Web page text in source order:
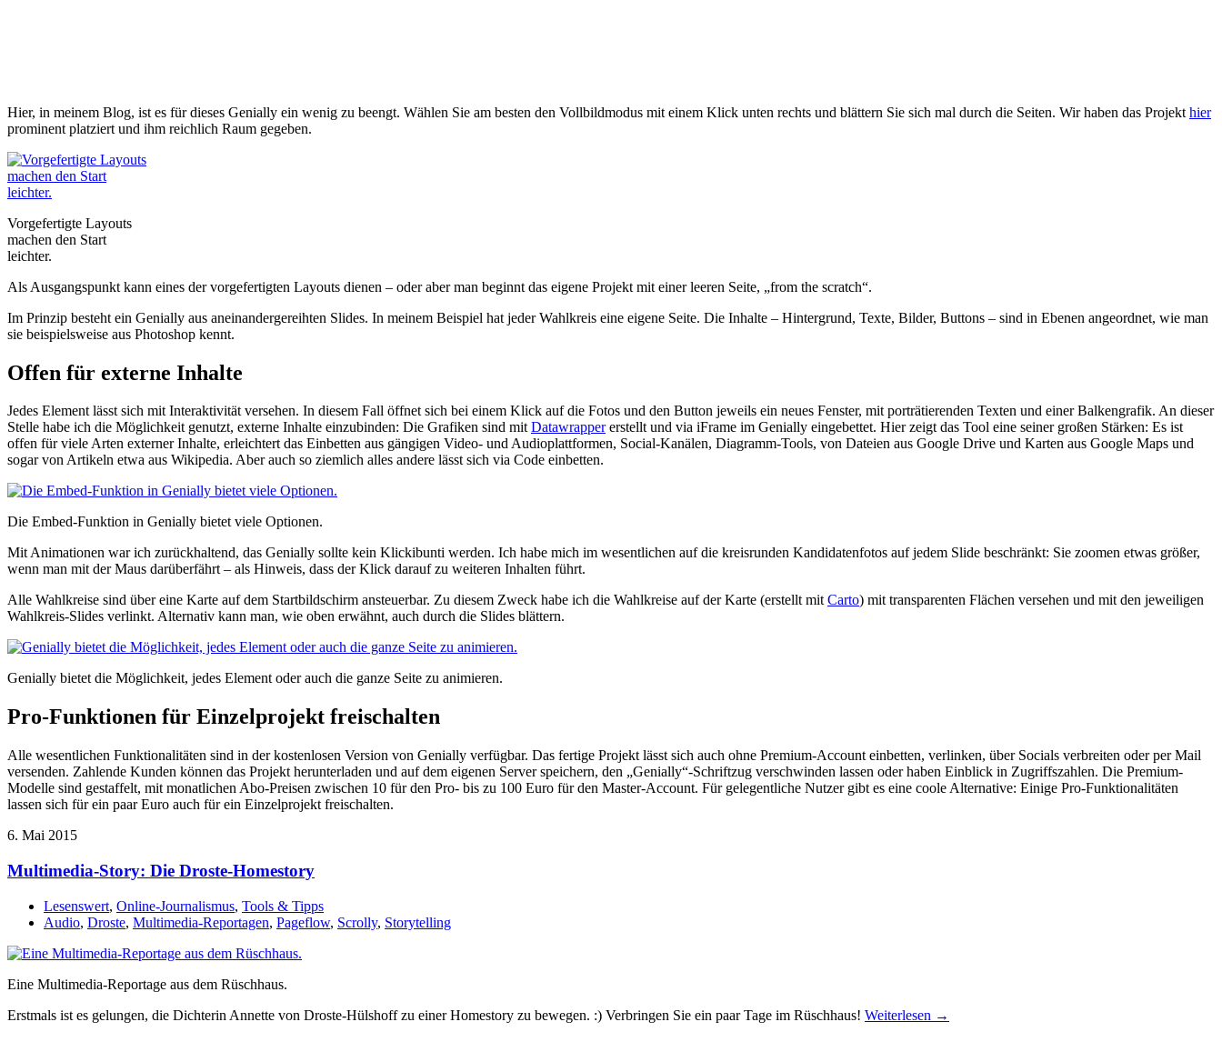
Hier, in meinem Blog, ist es für dieses Genially ein wenig zu beengt. Wählen Sie am besten den Vollbildmodus mit einem Klick unten rechts und blättern Sie sich mal durch die Seiten. Wir haben das Projekt hier
prominent platziert und ihm reichlich Raum gegeben.
Vorgefertigte Layouts
machen den Start
leichter.
Als Ausgangspunkt kann eines der vorgefertigten Layouts dienen – oder aber man beginnt das eigene Projekt mit einer leeren Seite, „from the scratch“.
Im Prinzip besteht ein Genially aus aneinandergereihten Slides. In meinem Beispiel hat jeder Wahlkreis eine eigene Seite. Die Inhalte – Hintergrund, Texte, Bilder, Buttons – sind in Ebenen angeordnet, wie man
sie beispielsweise aus Photoshop kennt.
Offen für externe Inhalte
Jedes Element lässt sich mit Interaktivität versehen. In diesem Fall öffnet sich bei einem Klick auf die Fotos und den Button jeweils ein neues Fenster, mit porträtierenden Texten und einer Balkengrafik. An dieser
Stelle habe ich die Möglichkeit genutzt, externe Inhalte einzubinden: Die Grafiken sind mitDatawrappererstellt und via iFrame im Genially eingebettet. Hier zeigt das Tool eine seiner großen Stärken: Es ist
offen für viele Arten externer Inhalte, erleichtert das Einbetten aus gängigen Video- und Audioplattformen, Social-Kanälen, Diagramm-Tools, von Dateien aus Google Drive und Karten aus Google Maps und
sogar von Artikeln etwa aus Wikipedia. Aber auch so ziemlich alles andere lässt sich via Code einbetten.
Die Embed-Funktion in Genially bietet viele Optionen.
Mit Animationen war ich zurückhaltend, das Genially sollte kein Klickibunti werden. Ich habe mich im wesentlichen auf die kreisrunden Kandidatenfotos auf jedem Slide beschränkt: Sie zoomen etwas größer,
wenn man mit der Maus darüberfährt – als Hinweis, dass der Klick darauf zu weiteren Inhalten führt.
Alle Wahlkreise sind über eine Karte auf dem Startbildschirm ansteuerbar. Zu diesem Zweck habe ich die Wahlkreise auf der Karte (erstellt mitCarto) mit transparenten Flächen versehen und mit den jeweiligen
Wahlkreis-Slides verlinkt. Alternativ kann man, wie oben erwähnt, auch durch die Slides blättern.
Genially bietet die Möglichkeit, jedes Element oder auch die ganze Seite zu animieren.
Pro-Funktionen für Einzelprojekt freischalten
Alle wesentlichen Funktionalitäten sind in der kostenlosen Version von Genially verfügbar. Das fertige Projekt lässt sich auch ohne Premium-Account einbetten, verlinken, über Socials verbreiten oder per Mail
versenden. Zahlende Kunden können das Projekt herunterladen und auf dem eigenen Server speichern, den „Genially“-Schriftzug verschwinden lassen oder haben Einblick in Zugriffszahlen. Die Premium-
Modelle sind gestaffelt, mit monatlichen Abo-Preisen zwischen 10 für den Pro- bis zu 100 Euro für den Master-Account. Für gelegentliche Nutzer gibt es eine coole Alternative: Einige Pro-Funktionalitäten
lassen sich für ein paar Euro auch für ein Einzelprojekt freischalten.
6. Mai 2015
Multimedia-Story: Die Droste-Homestory
Lesenswert, Online-Journalismus, Tools & Tipps
Audio, Droste, Multimedia-Reportagen, Pageflow, Scrolly, Storytelling
Eine Multimedia-Reportage aus dem Rüschhaus.
Erstmals ist es gelungen, die Dichterin Annette von Droste-Hülshoff zu einer Homestory zu bewegen. :) Verbringen Sie ein paar Tage im Rüschhaus! Weiterlesen →